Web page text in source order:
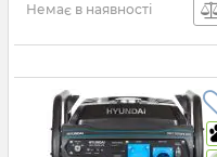
Немає в наявності